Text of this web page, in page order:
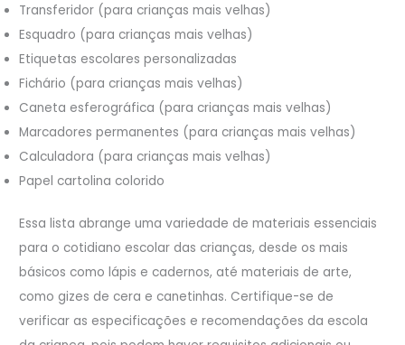
Transferidor (para crianças mais velhas)
Esquadro (para crianças mais velhas)
Etiquetas escolares personalizadas
Fichário (para crianças mais velhas)
Caneta esferográfica (para crianças mais velhas)
Marcadores permanentes (para crianças mais velhas)
Calculadora (para crianças mais velhas)
Papel cartolina colorido
Essa lista abrange uma variedade de materiais essenciais
para o cotidiano escolar das crianças, desde os mais
básicos como lápis e cadernos, até materiais de arte,
como gizes de cera e canetinhas. Certifique-se de
verificar as especificações e recomendações da escola